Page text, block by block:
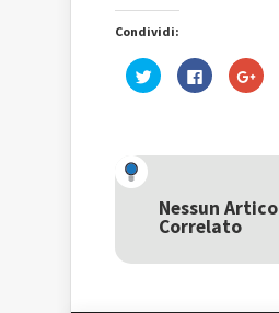
Condividi:
Fai
clic
una
nuova
finestra)
Fai
clic
nuova
finestra)
Fai
clic
una
Nessun
Correlato